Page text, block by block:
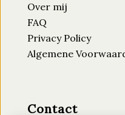
Over mij
FAQ
Privacy Policy
Algemene
Contact